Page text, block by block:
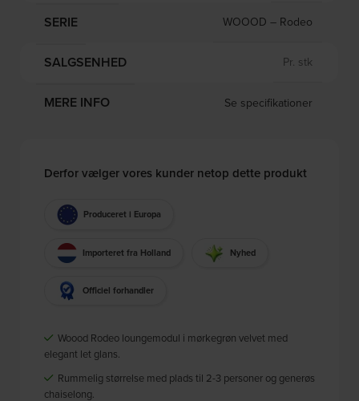
SERIE WOOOD – Rodeo
SALGSENHED Pr. stk
MERE INFO Se specifikationer
Derfor vælger vores kunder netop dette produkt
Produceret i Europa
Importeret fra Holland Nyhed
Officiel forhandler
Woood Rodeo loungemodul i mørkegrøn velvet med
elegant let glans.
Rummelig størrelse med plads til 2-3 personer og generøs
chaiselong.